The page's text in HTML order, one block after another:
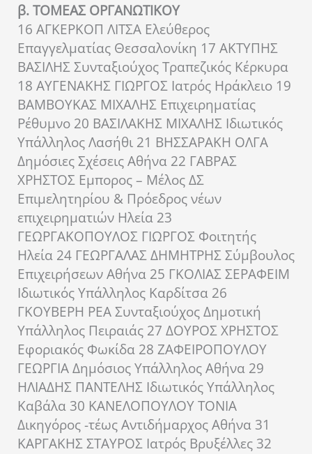
β. ΤΟΜΕΑΣ ΟΡΓΑΝΩΤΙΚΟΥ
16 ΑΓΚΕΡΚΟΠ ΛΙΤΣΑ Ελεύθερος
Επαγγελματίας Θεσσαλονίκη 17 ΑΚΤΥΠΗΣ
ΒΑΣΙΛΗΣ Συνταξιούχος Τραπεζικός Κέρκυρα
18 ΑΥΓΕΝΑΚΗΣ ΓΙΩΡΓΟΣ Ιατρός Ηράκλειο 19
ΒΑΜΒΟΥΚΑΣ ΜΙΧΑΛΗΣ Επιχειρηματίας
Ρέθυμνο 20 ΒΑΣΙΛΑΚΗΣ ΜΙΧΑΛΗΣ Ιδιωτικός
Υπάλληλος Λασήθι 21 ΒΗΣΣΑΡΑΚΗ ΟΛΓΑ
Δημόσιες Σχέσεις Αθήνα 22 ΓΑΒΡΑΣ
ΧΡΗΣΤΟΣ Εμπορος – Μέλος ΔΣ
Επιμελητηρίου & Πρόεδρος νέων
επιχειρηματιών Ηλεία 23
ΓΕΩΡΓΑΚΟΠΟΥΛΟΣ ΓΙΩΡΓΟΣ Φοιτητής
Ηλεία 24 ΓΕΩΡΓΑΛΑΣ ΔΗΜΗΤΡΗΣ Σύμβουλος
Επιχειρήσεων Αθήνα 25 ΓΚΟΛΙΑΣ ΣΕΡΑΦΕΙΜ
Ιδιωτικός Υπάλληλος Καρδίτσα 26
ΓΚΟΥΒΕΡΗ ΡΕΑ Συνταξιούχος Δημοτική
Υπάλληλος Πειραιάς 27 ΔΟΥΡΟΣ ΧΡΗΣΤΟΣ
Εφοριακός Φωκίδα 28 ΖΑΦΕΙΡΟΠΟΥΛΟΥ
ΓΕΩΡΓΙΑ Δημόσιος Υπάλληλος Αθήνα 29
ΗΛΙΑΔΗΣ ΠΑΝΤΕΛΗΣ Ιδιωτικός Υπάλληλος
Καβάλα 30 ΚΑΝΕΛΟΠΟΥΛΟΥ ΤΟΝΙΑ
Δικηγόρος -τέως Αντιδήμαρχος Αθήνα 31
ΚΑΡΓΑΚΗΣ ΣΤΑΥΡΟΣ Ιατρός Βρυξέλλες 32